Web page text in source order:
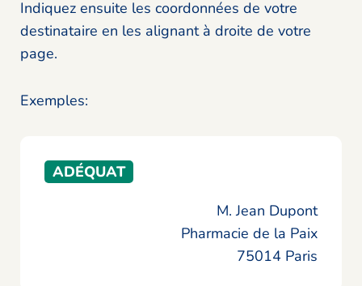
Indiquez ensuite les coordonnées de votre
destinataire en les alignant à droite de votre
page.
Exemples:
ADÉQUAT
M. Jean Dupont
Pharmacie de la Paix
75014 Paris